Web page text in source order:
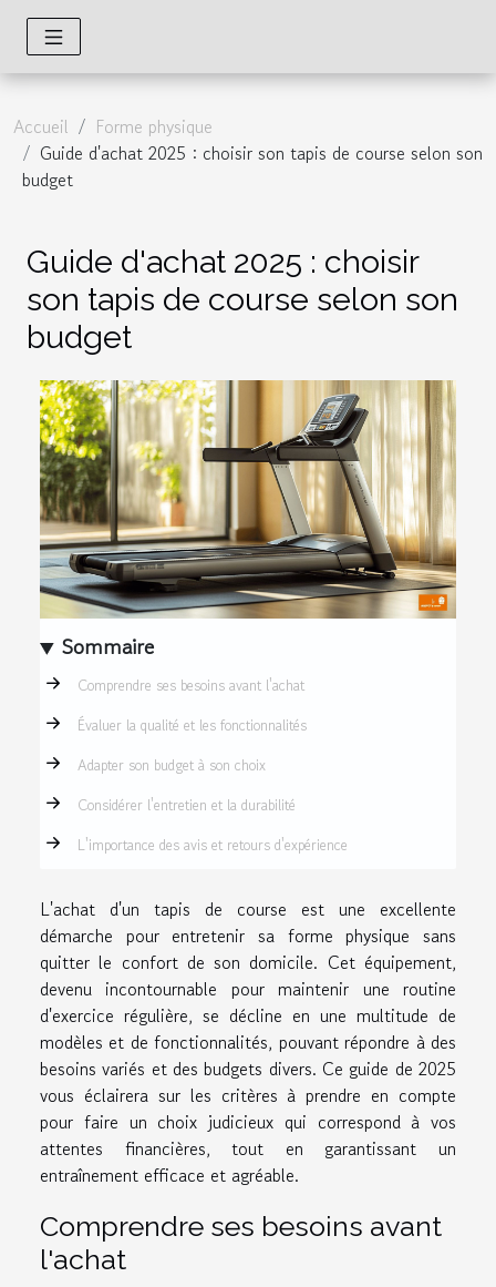
Accueil
Forme physique
Guide d'achat 2025 : choisir son tapis de course selon son
budget
Guide d'achat 2025 : choisir
son tapis de course selon son
budget
Sommaire
Comprendre ses besoins avant l'achat
Évaluer la qualité et les fonctionnalités
Adapter son budget à son choix
Considérer l'entretien et la durabilité
L'importance des avis et retours d'expérience
L'achat d'un tapis de course est une excellente
démarche pour entretenir sa forme physique sans
quitter le confort de son domicile. Cet équipement,
devenu incontournable pour maintenir une routine
d'exercice régulière, se décline en une multitude de
modèles et de fonctionnalités, pouvant répondre à des
besoins variés et des budgets divers. Ce guide de 2025
vous éclairera sur les critères à prendre en compte
pour faire un choix judicieux qui correspond à vos
attentes financières, tout en garantissant un
entraînement efficace et agréable.
Comprendre ses besoins avant
l'achat